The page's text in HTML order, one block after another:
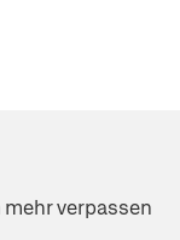
verpassen